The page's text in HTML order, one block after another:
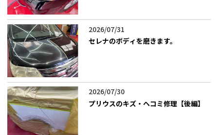
2026/07/31
セレナのボディを磨きます。
2026/07/30
プリウスのキズ・ヘコミ修理【後編】